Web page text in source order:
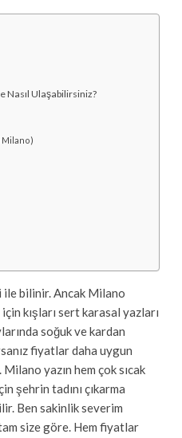
Nasıl Ulaşabilirsiniz?
Milano)
ile bilinir. Ancak Milano
kışları sert karasal yazları
soğuk ve kardan
fiyatlar daha uygun
yazın hem çok sıcak
şehrin tadını çıkarma
Ben sakinlik severim
size göre. Hem fiyatlar